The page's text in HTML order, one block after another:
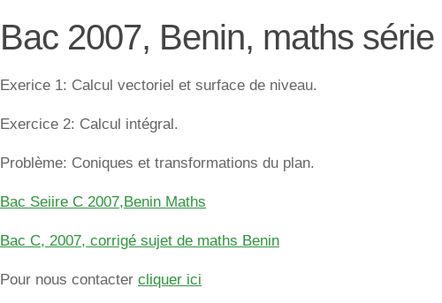
Bac 2007, Benin, maths série
Exerice 1: Calcul vectoriel et surface de niveau.
Exercice 2: Calcul intégral.
Problème: Coniques et transformations du plan.
Bac Seiire C 2007,Benin Maths
Bac C, 2007, corrigé sujet de maths Benin
Pour nous contacter cliquer ici